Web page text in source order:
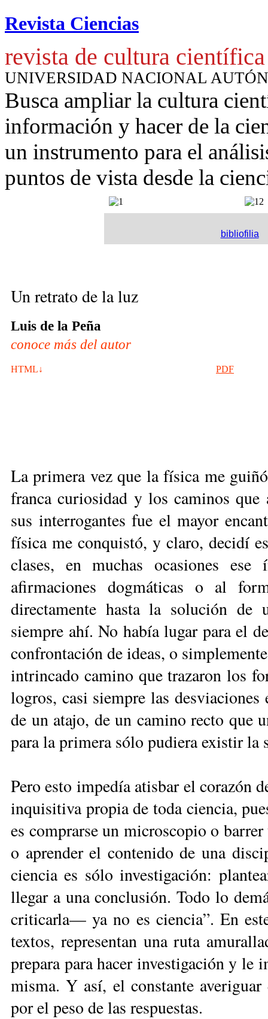
Revista Ciencias
revista de cultura científica
UNIVERSIDAD NACIONAL
Busca ampliar la cultura
información y hacer de la
un instrumento para el
puntos de vista desde la
bibliofilia
Un retrato de la luz
Luis de la Peña
conoce más del autor
HTML↓ PDF
La primera vez que la física me
franca curiosidad y los caminos que
sus interrogantes fue el mayor
física me conquistó, y claro, decidí
clases, en muchas ocasiones
afirmaciones dogmáticas o al
directamente hasta la solución de
siempre ahí. No había lugar para el
confrontación de ideas, o
intrincado camino que trazaron los
logros, casi siempre las desviaciones
de un atajo, de un camino recto que
para la primera sólo pudiera existir la
Pero esto impedía atisbar el corazón
inquisitiva propia de toda ciencia,
es comprarse un microscopio o
o aprender el contenido de una
ciencia es sólo investigación:
llegar a una conclusión. Todo lo
criticarla— ya no es ciencia”. En
textos, representan una ruta
prepara para hacer investigación y le
misma. Y así, el constante
por el peso de las respuestas.